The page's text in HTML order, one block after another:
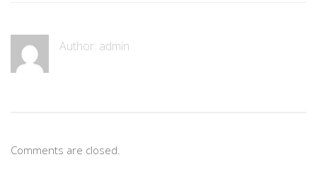
Author: admin
Comments are closed.